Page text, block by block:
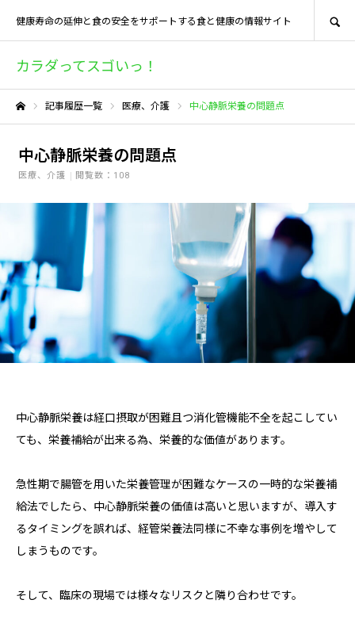
カラダってスゴいっ！
健康寿命の延伸と食の安全をサポートする食と健康の情報サイト
記事履歴一覧 医療、介護 中心静脈栄養の問題点
中心静脈栄養の問題点
医療、介護 閲覧数：108
中心静脈栄養は経口摂取が困難且つ消化管機能不全を起こしてい
ても、栄養補給が出来る為、栄養的な価値があります。
急性期で腸管を用いた栄養管理が困難なケースの一時的な栄養補
給法でしたら、中心静脈栄養の価値は高いと思いますが、導入す
るタイミングを誤れば、経管栄養法同様に不幸な事例を増やして
しまうものです。
そして、臨床の現場では様々なリスクと隣り合わせです。